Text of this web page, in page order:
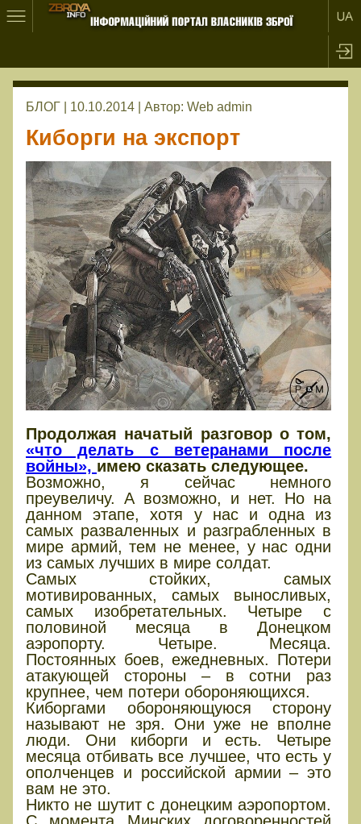
БЛОГ | 10.10.2014 | Автор: Web admin
Киборги на экспорт
Продолжая начатый разговор о том,
«что делать с ветеранами после
войны», имею сказать следующее.
Возможно, я сейчас немного
преувеличу. А возможно, и нет. Но на
данном этапе, хотя у нас и одна из
самых разваленных и разграбленных в
мире армий, тем не менее, у нас одни
из самых лучших в мире солдат.
Самых стойких, самых
мотивированных, самых выносливых,
самых изобретательных. Четыре с
половиной месяца в Донецком
аэропорту. Четыре. Месяца.
Постоянных боев, ежедневных. Потери
атакующей стороны – в сотни раз
крупнее, чем потери обороняющихся.
Киборгами обороняющуюся сторону
называют не зря. Они уже не вполне
люди. Они киборги и есть. Четыре
месяца отбивать все лучшее, что есть у
ополченцев и российской армии – это
вам не это.
Никто не шутит с донецким аэропортом.